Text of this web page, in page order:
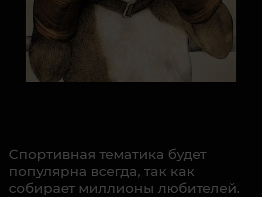
Спортивная тематика будет
популярна всегда, так как
собирает миллионы любителей.